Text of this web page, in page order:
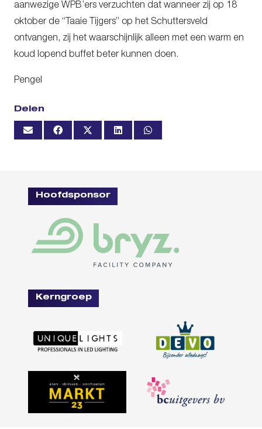
aanwezige WPB’ers verzuchten dat wanneer zij op 18
oktober de “Taaie Tijgers” op het Schuttersveld
ontvangen, zij het waarschijnlijk alleen met een warm en
koud lopend buffet beter kunnen doen.
Pengel
Delen
Hoofdsponsor
Kerngroep